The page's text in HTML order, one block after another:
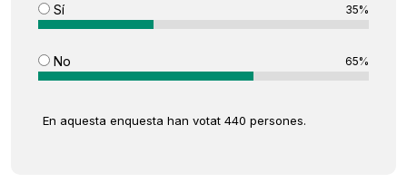
Sí 35%
No 65%
En aquesta enquesta han votat 440 persones.